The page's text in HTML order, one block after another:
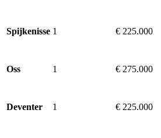
Spijkenisse 1 € 225.000
Oss 1 € 275.000
Deventer 1 € 225.000